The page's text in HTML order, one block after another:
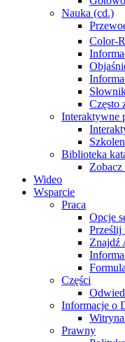
Nauka (cd.)
Color-
Często
Interaktywne
Biblioteka
Wideo
Wsparcie
Praca
Opcje
Prześlij
Znajdź
Części
Informacje o
Prawny